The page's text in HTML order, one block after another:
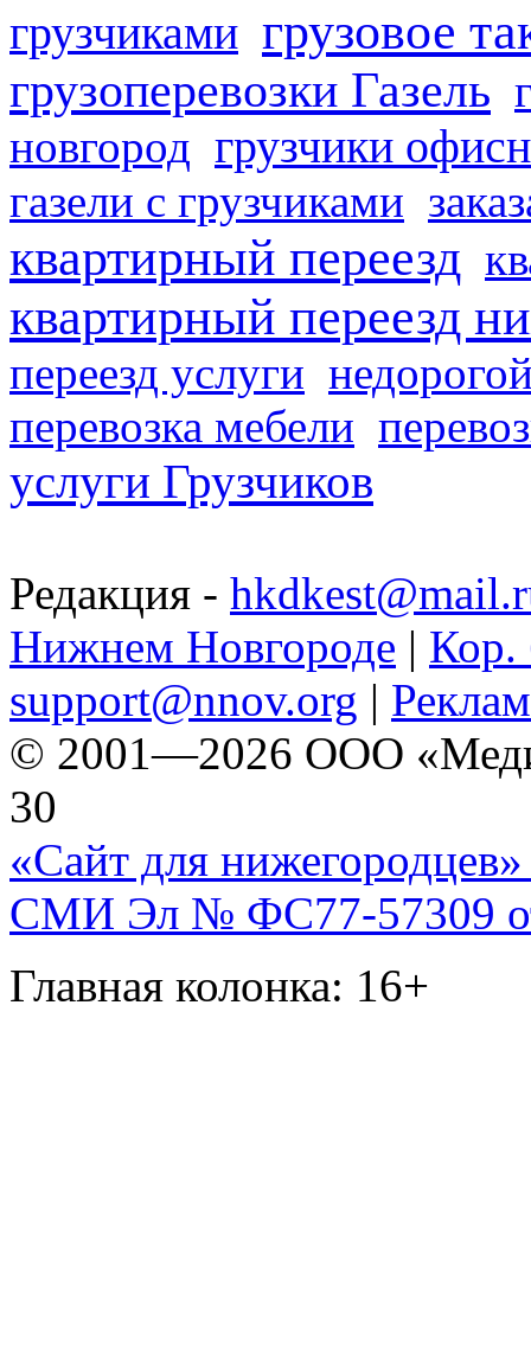
грузчиками грузовое
грузоперевозки Газель
новгород грузчики
газели с грузчиками
квартирный переезд
квартирный переезд
переезд услуги
перевозка мебели
услуги Грузчиков
Редакция -
Нижнем Новгороде | Кор.
support@nnov.org |
© 2001—2026 ООО
30
«Сайт для нижегородцев»
СМИ Эл № ФС77-57309
Главная колонка: 16+